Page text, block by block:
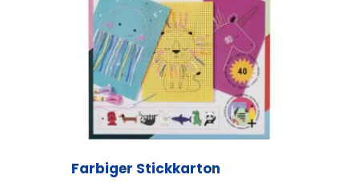
Farbiger Stickkarton